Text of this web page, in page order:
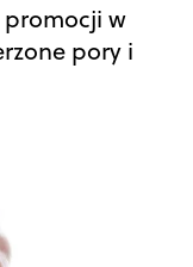
promocji w
pory i